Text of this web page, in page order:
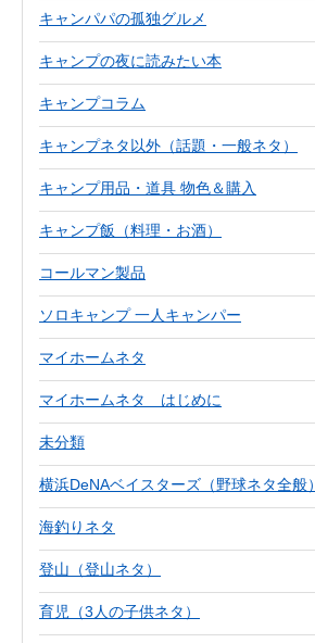
キャンパパの孤独グルメ
キャンプの夜に読みたい本
キャンプコラム
キャンプネタ以外（話題・一般ネタ）
キャンプ用品・道具 物色＆購入
キャンプ飯（料理・お酒）
コールマン製品
ソロキャンプ 一人キャンパー
マイホームネタ
マイホームネタ はじめに
未分類
横浜DeNAベイスターズ（野球ネタ全般）
海釣りネタ
登山（登山ネタ）
育児（3人の子供ネタ）